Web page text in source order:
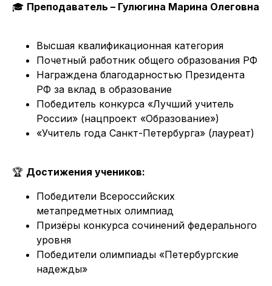
🎓 Преподаватель – Гулюгина Марина Олеговна
Высшая квалификационная категория
Почетный работник общего образования РФ
Награждена благодарностью Президента
РФ за вклад в образование
Победитель конкурса «Лучший учитель
России» (нацпроект «Образование»)
«Учитель года Санкт-Петербурга» (лауреат)
🏆 Достижения учеников:
Победители Всероссийских
метапредметных олимпиад
Призёры конкурса сочинений федерального
уровня
Победители олимпиады «Петербургские
надежды»